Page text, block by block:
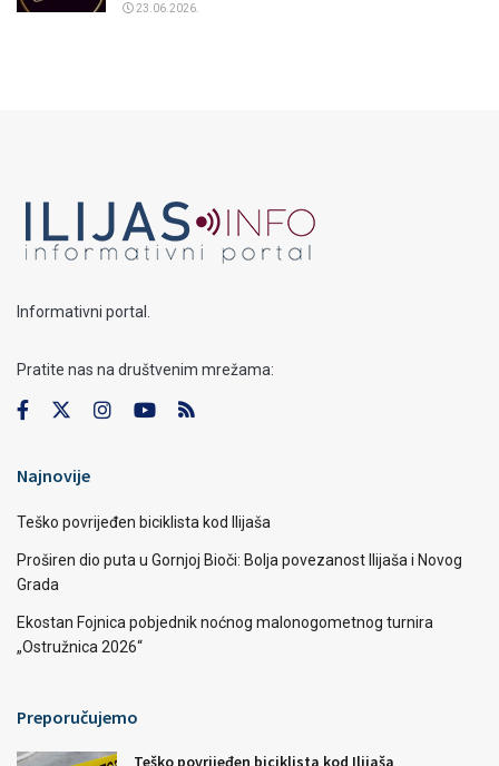
23.06.2026.
Informativni portal.
Pratite nas na društvenim mrežama:
Najnovije
Teško povrijeđen biciklista kod Ilijaša
Proširen dio puta u Gornjoj Bioči: Bolja povezanost Ilijaša i Novog
Grada
Ekostan Fojnica pobjednik noćnog malonogometnog turnira
„Ostružnica 2026“
Preporučujemo
Teško povrijeđen biciklista kod Ilijaša